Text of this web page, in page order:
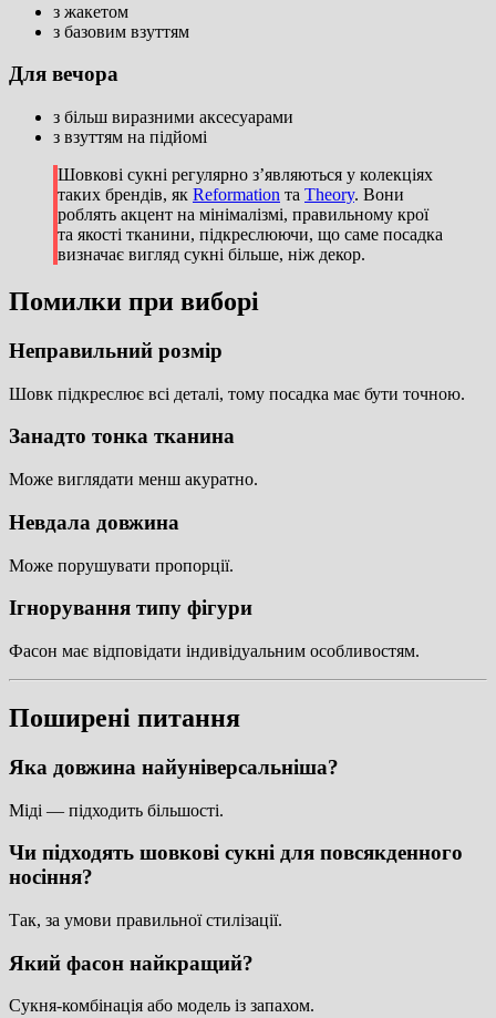
з жакетом
з базовим взуттям
Для вечора
з більш виразними аксесуарами
з взуттям на підйомі
Шовкові сукні регулярно з’являються у колекціях
таких брендів, як Reformation та Theory. Вони
роблять акцент на мінімалізмі, правильному крої
та якості тканини, підкреслюючи, що саме посадка
визначає вигляд сукні більше, ніж декор.
Помилки при виборі
Неправильний розмір
Шовк підкреслює всі деталі, тому посадка має бути точною.
Занадто тонка тканина
Може виглядати менш акуратно.
Невдала довжина
Може порушувати пропорції.
Ігнорування типу фігури
Фасон має відповідати індивідуальним особливостям.
Поширені питання
Яка довжина найуніверсальніша?
Міді — підходить більшості.
Чи підходять шовкові сукні для повсякденного
носіння?
Так, за умови правильної стилізації.
Який фасон найкращий?
Сукня-комбінація або модель із запахом.